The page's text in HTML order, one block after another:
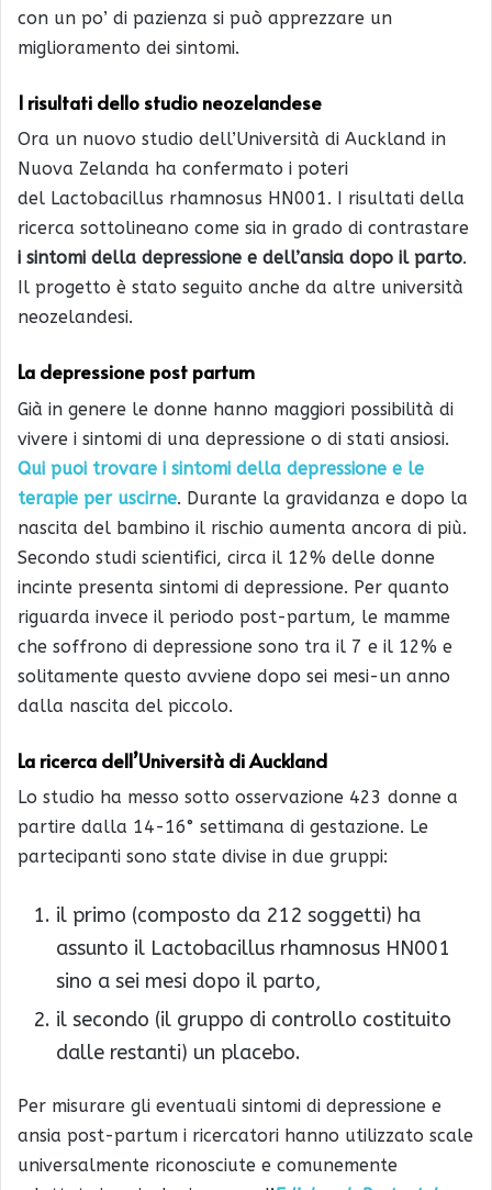
con un po’ di pazienza si può apprezzare un
miglioramento dei sintomi.
I risultati dello studio neozelandese
Ora un nuovo studio dell’Università di Auckland in
Nuova Zelanda ha confermato i poteri
del Lactobacillus rhamnosus HN001. I risultati della
ricerca sottolineano come sia in grado di contrastare
i sintomi della depressione e dell’ansia dopo il parto.
Il progetto è stato seguito anche da altre università
neozelandesi.
La depressione post partum
Già in genere le donne hanno maggiori possibilità di
vivere i sintomi di una depressione o di stati ansiosi.
Qui puoi trovare i sintomi della depressione e le
terapie per uscirne. Durante la gravidanza e dopo la
nascita del bambino il rischio aumenta ancora di più.
Secondo studi scientifici, circa il 12% delle donne
incinte presenta sintomi di depressione. Per quanto
riguarda invece il periodo post-partum, le mamme
che soffrono di depressione sono tra il 7 e il 12% e
solitamente questo avviene dopo sei mesi-un anno
dalla nascita del piccolo.
La ricerca dell’Università di Auckland
Lo studio ha messo sotto osservazione 423 donne a
partire dalla 14-16° settimana di gestazione. Le
partecipanti sono state divise in due gruppi:
il primo (composto da 212 soggetti) ha
assunto il Lactobacillus rhamnosus HN001
sino a sei mesi dopo il parto,
il secondo (il gruppo di controllo costituito
dalle restanti) un placebo.
Per misurare gli eventuali sintomi di depressione e
ansia post-partum i ricercatori hanno utilizzato scale
universalmente riconosciute e comunemente